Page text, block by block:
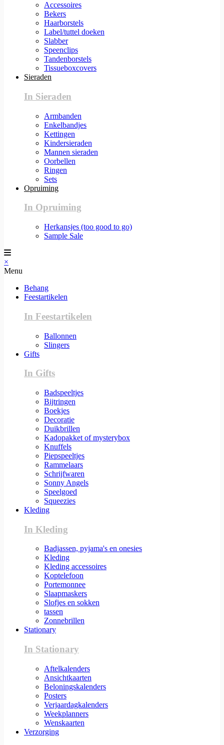
Accessoires
Bekers
Haarborstels
Label/tuttel doeken
Slabber
Speenclips
Tandenborstels
Tissueboxcovers
Sieraden
In Sieraden
Armbanden
Enkelbandjes
Kettingen
Kindersieraden
Mannen sieraden
Oorbellen
Ringen
Sets
Opruiming
In Opruiming
Herkansjes (too good to go)
Sample Sale
×
Menu
Behang
Feestartikelen
In Feestartikelen
Ballonnen
Slingers
Gifts
In Gifts
Badspeeltjes
Bijtringen
Boekjes
Decoratie
Duikbrillen
Kadopakket of mysterybox
Knuffels
Piepspeeltjes
Rammelaars
Schrijfwaren
Sonny Angels
Speelgoed
Squeezies
Kleding
In Kleding
Badjassen, pyjama's en onesies
Kleding
Kleding accessoires
Koptelefoon
Portemonnee
Slaapmaskers
Slofjes en sokken
tassen
Zonnebrillen
Stationary
In Stationary
Aftelkalenders
Ansichtkaarten
Beloningskalenders
Posters
Verjaardagkalenders
Weekplanners
Wenskaarten
Verzorging